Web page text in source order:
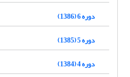
دوره 6 (1386)
دوره 5 (1385)
دوره 4 (1384)